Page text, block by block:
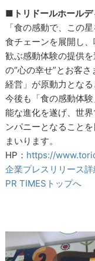
■トリドールホールデ
「食の感動で、この
食チェーンを展開し
歓ぶ感動体験の提供
の“心の幸せ”とお客
経営」が原動力となる
今後も「食の感動体
能な進化を遂げ、世
ンパニーとなること
まいります。
HP： https://
企業プレスリリース
PR TIMESトップへ